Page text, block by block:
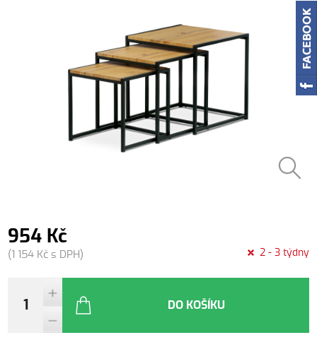
954 Kč
(1 154 Kč s DPH) 2 - 3 týdny
DO KOŠÍKU